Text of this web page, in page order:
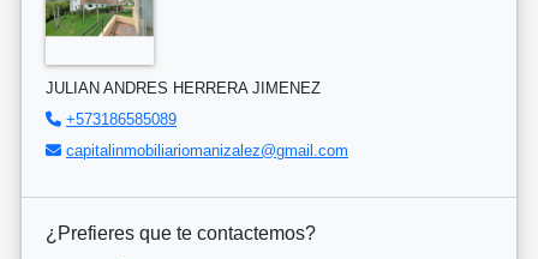
JULIAN ANDRES HERRERA JIMENEZ
+573186585089
capitalinmobiliariomanizalez@gmail.com
¿Prefieres que te contactemos?